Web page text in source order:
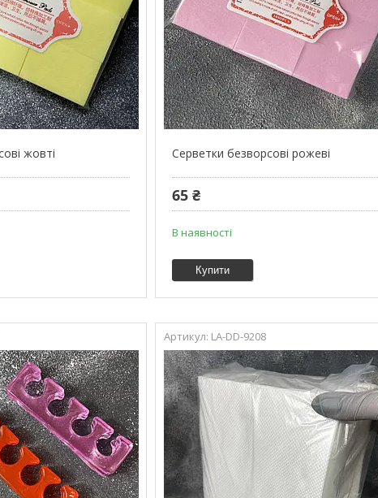
жовті Серветки безворсові рожеві
65 ₴
В наявності
Купити
LA-DD-9208